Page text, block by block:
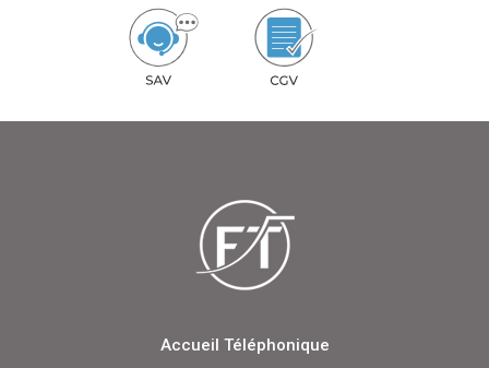
Accueil Téléphonique